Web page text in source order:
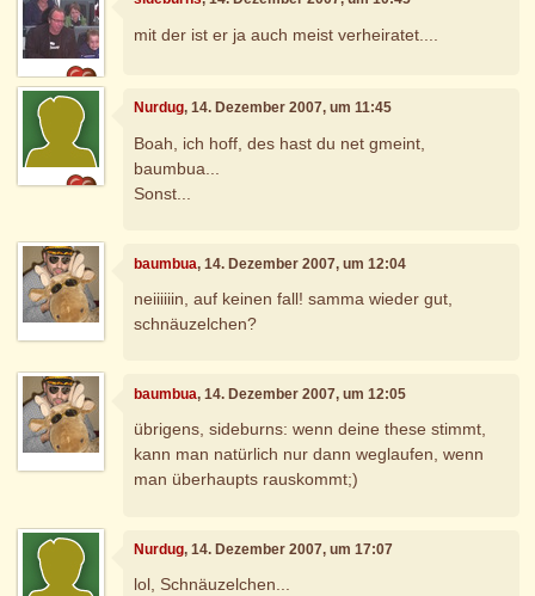
mit der ist er ja auch meist verheiratet....
Nurdug, 14. Dezember 2007, um 11:45
Boah, ich hoff, des hast du net gmeint,
baumbua...
Sonst...
baumbua, 14. Dezember 2007, um 12:04
neiiiiiin, auf keinen fall! samma wieder gut,
schnäuzelchen?
baumbua, 14. Dezember 2007, um 12:05
übrigens, sideburns: wenn deine these stimmt,
kann man natürlich nur dann weglaufen, wenn
man überhaupts rauskommt;)
Nurdug, 14. Dezember 2007, um 17:07
lol, Schnäuzelchen...